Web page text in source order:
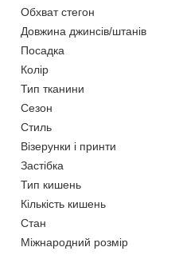
Обхват стегон
Довжина джинсів/штанів
Посадка
Колір
Тип тканини
Сезон
Стиль
Візерунки і принти
Застібка
Тип кишень
Кількість кишень
Стан
Міжнародний розмір